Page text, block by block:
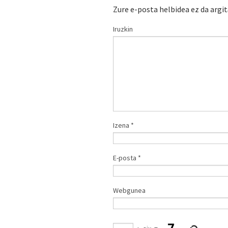
Zure e-posta helbidea ez da
Iruzkin
Izena *
E-posta *
Webgunea